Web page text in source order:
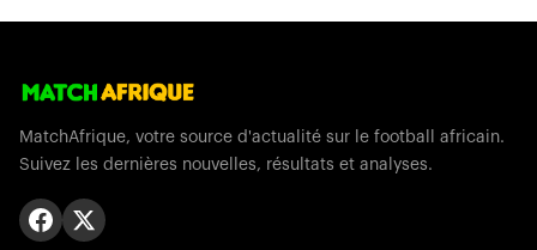
MatchAfrique, votre source d'actualité sur le football africain.
Suivez les dernières nouvelles, résultats et analyses.